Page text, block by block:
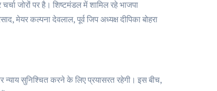
जोरों पर है। शिष्टमंडल में शामिल रहे भाजपा
मेयर कल्पना देवलाल, पूर्व जिप अध्यक्ष दीपिका बोहरा
न्याय सुनिश्चित करने के लिए प्रयासरत रहेगी। इस बीच,